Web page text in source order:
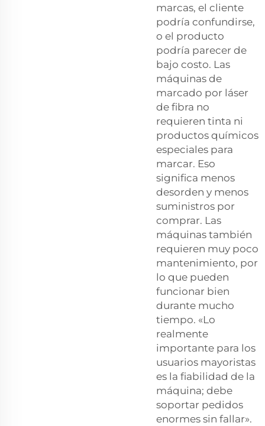
marcas, el cliente
podría confundirse,
o el producto
podría parecer de
bajo costo. Las
máquinas de
marcado por láser
de fibra no
requieren tinta ni
productos químicos
especiales para
marcar. Eso
significa menos
desorden y menos
suministros por
comprar. Las
máquinas también
requieren muy poco
mantenimiento, por
lo que pueden
funcionar bien
durante mucho
tiempo. «Lo
realmente
importante para los
usuarios mayoristas
es la fiabilidad de la
máquina; debe
soportar pedidos
enormes sin fallar».